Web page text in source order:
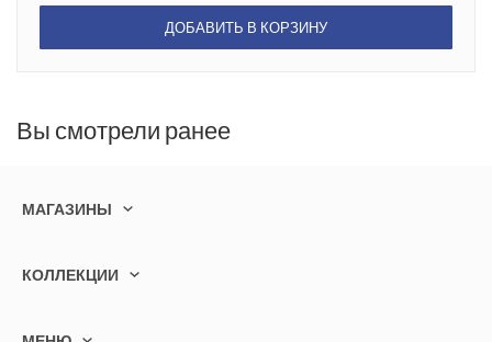
ДОБАВИТЬ В КОРЗИНУ
Вы смотрели ранее
МАГАЗИНЫ
КОЛЛЕКЦИИ